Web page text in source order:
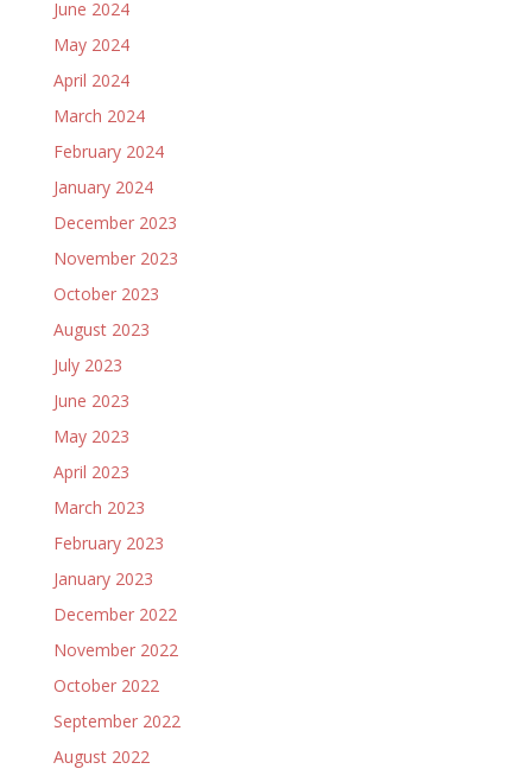
June 2024
May 2024
April 2024
March 2024
February 2024
January 2024
December 2023
November 2023
October 2023
August 2023
July 2023
June 2023
May 2023
April 2023
March 2023
February 2023
January 2023
December 2022
November 2022
October 2022
September 2022
August 2022